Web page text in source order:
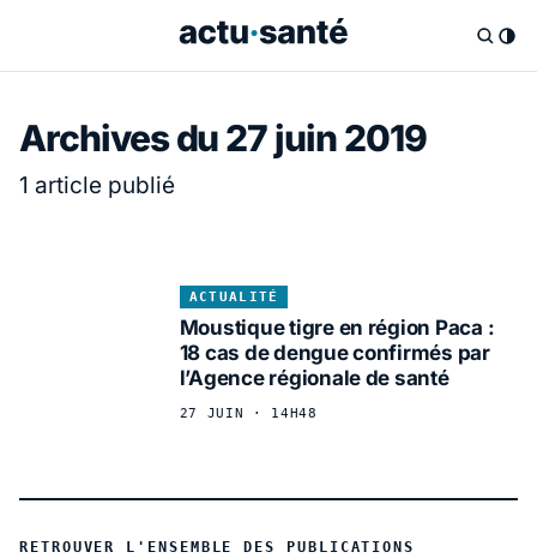
Archives du 27 juin 2019
1 article publié
ACTUALITÉ
Moustique tigre en région Paca :
18 cas de dengue confirmés par
l’Agence régionale de santé
27 JUIN · 14H48
RETROUVER L'ENSEMBLE DES PUBLICATIONS